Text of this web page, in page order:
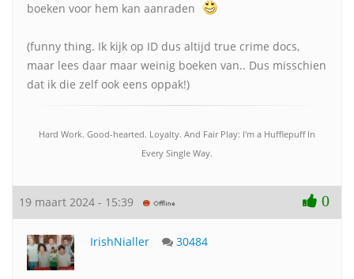
boeken voor hem kan aanraden
(funny thing. Ik kijk op ID dus altijd true crime docs,
maar lees daar maar weinig boeken van.. Dus misschien
dat ik die zelf ook eens oppak!)
Hard Work. Good-hearted. Loyalty. And Fair Play: I'm a Hufflepuff In
Every Single Way.
19 maart 2024 - 15:39 0
IrishNialler 30484